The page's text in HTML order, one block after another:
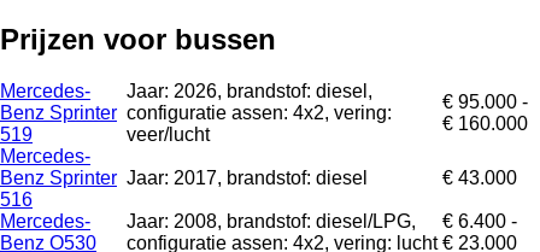
Prijzen voor bussen
Mercedes-
Benz Sprinter
519
Jaar: 2026, brandstof: diesel,
configuratie assen: 4x2, vering:
veer/lucht
€ 95.000 -
€ 160.000
Mercedes-
Benz Sprinter
516
Jaar: 2017, brandstof: diesel € 43.000
Mercedes-
Benz O530
Jaar: 2008, brandstof: diesel/LPG,
configuratie assen: 4x2, vering: lucht
€ 6.400 -
€ 23.000